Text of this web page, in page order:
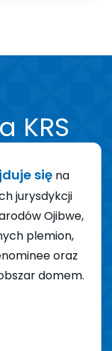
KRS
się na
jurysdykcji
Ojibwe,
plemion,
oraz
domem.